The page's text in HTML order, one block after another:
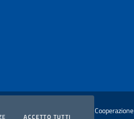
COOKIESACCETTO TUTTII COOKIES
degli Affari Esteri e della Cooperazione